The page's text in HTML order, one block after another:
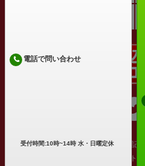
運営会社 特定商取引法に基づく表記
サイトマ
電話で問い合わせ
受付時間:10時~14時 水・日曜定休